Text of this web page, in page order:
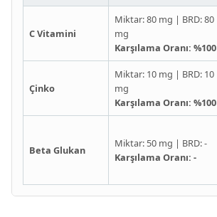
C Vitamini
Miktar: 80 mg | BRD: 80
mg
Karşılama Oranı: %100
Çinko
Miktar: 10 mg | BRD: 10
mg
Karşılama Oranı: %100
Beta Glukan
Miktar: 50 mg | BRD: -
Karşılama Oranı: -